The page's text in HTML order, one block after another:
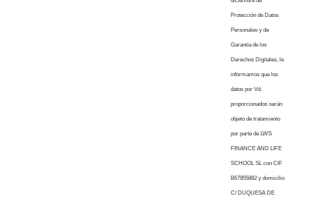
Protección de Datos
Personales y de
Garantía de los
Derechos Digitales, le
informamos que los
datos por Vd.
proporcionados serán
objeto de tratamiento
por parte de LWS
FINANCE AND LIFE
SCHOOL SL con CIF
B67855882 y domicilio
C/ DUQUESA DE